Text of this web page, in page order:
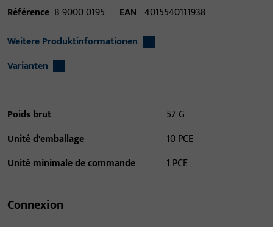
Référence B 9000 0195 EAN 4015540111938
Weitere Produktinformationen
Varianten
Poids brut
57 G
Unité d'emballage
10 PCE
Unité minimale de commande
1 PCE
Connexion